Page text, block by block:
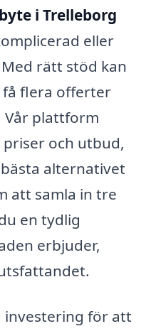
i Trelleborg
eller
rätt stöd kan
flera offerter
Vår plattform
och utbud,
alternativet
att samla in tre
en tydlig
erbjuder,
investering för att